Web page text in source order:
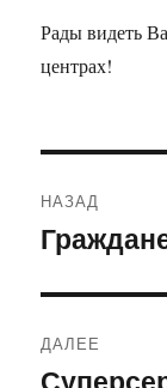
Рады видеть
центрах!
по
НАЗАД
Предыдущая
ДАЛЕЕ
Следующая